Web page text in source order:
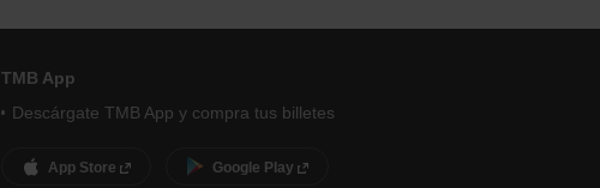
TMB App
Descárgate TMB App y compra tus billetes
App Store Google Play